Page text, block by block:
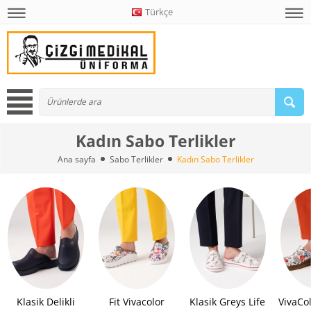
Türkçe
Kadın Sabo Terlikler
Ana sayfa Sabo Terlikler Kadın Sabo Terlikler
Klasik Delikli
Fit Vivacolor
Klasik Greys Life